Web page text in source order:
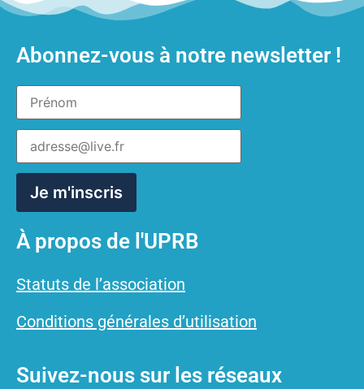
Abonnez-vous à notre newsletter !
À propos de l'UPRB
Statuts de l’association
Conditions générales d’utilisation
Suivez-nous sur les réseaux